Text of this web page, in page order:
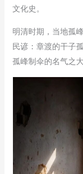
文化史。
明清时期，当地孤
民谚：章渡的干子
孤峰制伞的名气之